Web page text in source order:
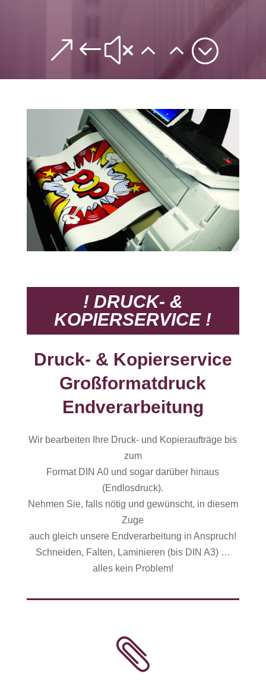
&#x22;
! DRUCK- &
KOPIERSERVICE !
Druck- & Kopierservice
Großformatdruck
Endverarbeitung
Wir bearbeiten Ihre Druck- und Kopieraufträge bis
zum
Format DIN A0 und sogar darüber hinaus
(Endlosdruck).
Nehmen Sie, falls nötig und gewünscht, in diesem
Zuge
auch gleich unsere Endverarbeitung in Anspruch!
Schneiden, Falten, Laminieren (bis DIN A3) …
alles kein Problem!
